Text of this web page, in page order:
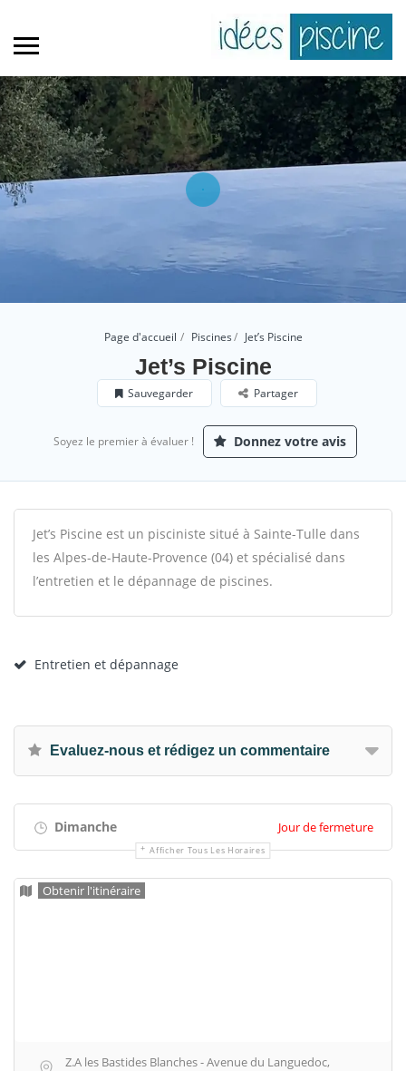
Page d'accueil Piscines Jet’s Piscine
Jet’s Piscine
Sauvegarder Partager
Soyez le premier à évaluer ! Donnez votre avis
Jet’s Piscine est un pisciniste situé à Sainte-Tulle dans
les Alpes-de-Haute-Provence (04) et spécialisé dans
l’entretien et le dépannage de piscines.
Entretien et dépannage
Evaluez-nous et rédigez un commentaire
Dimanche Jour de fermeture
Afficher Tous Les Horaires
Obtenir l'itinéraire
Z.A les Bastides Blanches - Avenue du Languedoc,